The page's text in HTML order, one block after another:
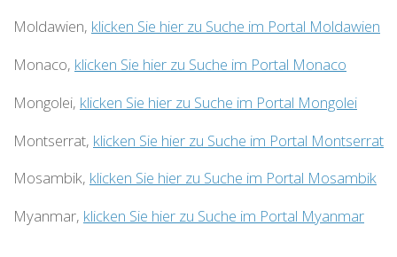
Moldawien, klicken Sie hier zu Suche im Portal Moldawien
Monaco, klicken Sie hier zu Suche im Portal Monaco
Mongolei, klicken Sie hier zu Suche im Portal Mongolei
Montserrat, klicken Sie hier zu Suche im Portal Montserrat
Mosambik, klicken Sie hier zu Suche im Portal Mosambik
Myanmar, klicken Sie hier zu Suche im Portal Myanmar